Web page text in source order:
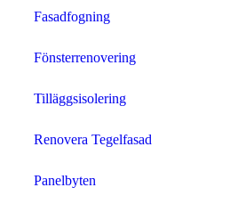
Fasadfogning
Fönsterrenovering
Tilläggsisolering
Renovera Tegelfasad
Panelbyten